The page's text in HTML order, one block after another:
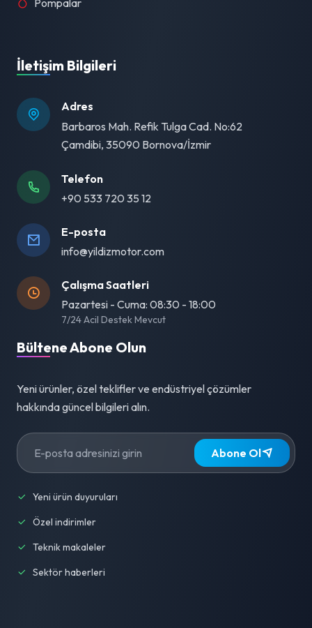
Pompalar
İletişim Bilgileri
Adres
Barbaros Mah. Refik Tulga Cad. No:62
Çamdibi, 35090 Bornova/İzmir
Telefon
+90 533 720 35 12
E-posta
info@yildizmotor.com
Çalışma Saatleri
Pazartesi - Cuma: 08:30 - 18:00
7/24 Acil Destek Mevcut
Bültene Abone Olun
Yeni ürünler, özel teklifler ve endüstriyel çözümler
hakkında güncel bilgileri alın.
Abone Ol
Yeni ürün duyuruları
Özel indirimler
Teknik makaleler
Sektör haberleri